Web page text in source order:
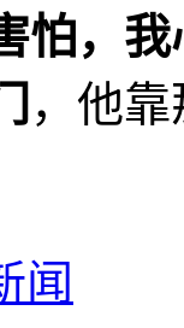
怕，
，他
闻